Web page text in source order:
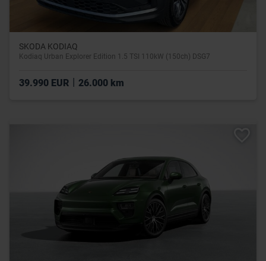
SKODA KODIAQ
Kodiaq Urban Explorer Edition 1.5 TSI 110kW (150ch) DSG7
39.990 EUR | 26.000 km